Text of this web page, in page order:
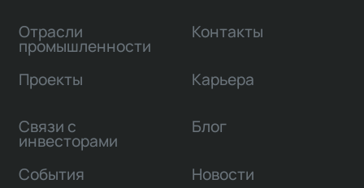
Отрасли
промышленности
Проекты
Связи с
инвесторами
Контакты
Карьера
Блог
События Новости